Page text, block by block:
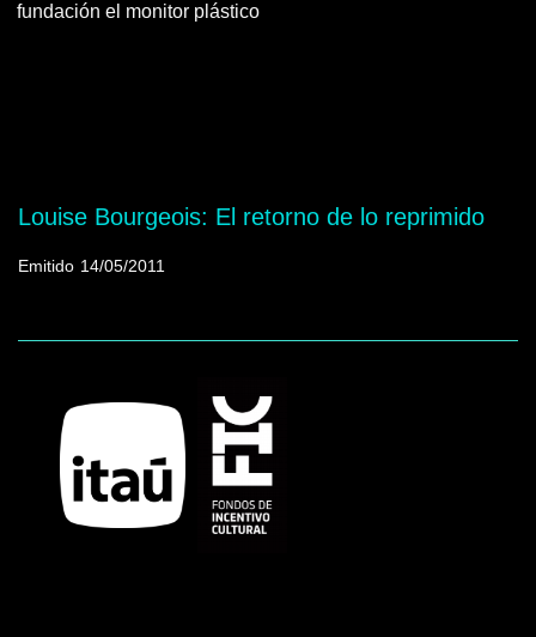
fundación el monitor plástico
Louise Bourgeois: El retorno de lo reprimido
Emitido 14/05/2011